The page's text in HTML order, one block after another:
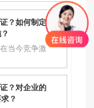
？如何制定
当今竞争激
？对企业的
？